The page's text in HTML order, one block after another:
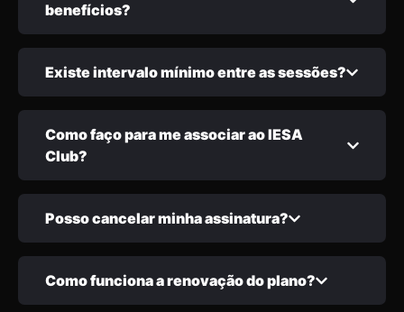
benefícios?
Existe intervalo mínimo entre as sessões?
Como faço para me associar ao IESA
Club?
Posso cancelar minha assinatura?
Como funciona a renovação do plano?